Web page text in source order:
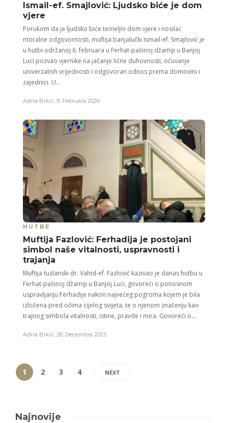
Ismail-ef. Smajlović: Ljudsko biće je dom
vjere
Porukom da je ljudsko biće temeljni dom vjere i nosilac
moralne odgovornosti, muftija banjalučki Ismail-ef. Smajlović je
u hutbi održanoj 6. februara u Ferhat-pašinoj džamiji u Banjoj
Luci pozvao vjernike na jačanje lične duhovnosti, očuvanje
univerzalnih vrijednosti i odgovoran odnos prema domovini i
zajednici. U...
Adna Brkić, 9. Februara 2026.
HUTBE
Muftija Fazlović: Ferhadija je postojani
simbol naše vitalnosti, uspravnosti i
trajanja
Muftija tuzlanski dr. Vahid-ef. Fazlović kazivao je danas hutbu u
Ferhat-pašinoj džamiji u Banjoj Luci, govoreći o ponosnom
uspravljanju Ferhadije nakon najvećeg pogroma kojem je bila
izložena pred očima cijelog svijeta, te o njenom značenju kao
trajnog simbola vitalnosti, istine, pravde i mira. Govoreći o...
Adna Brkić 26. Decembra 2025.
1 2 3 4 NEXT
Najnovije